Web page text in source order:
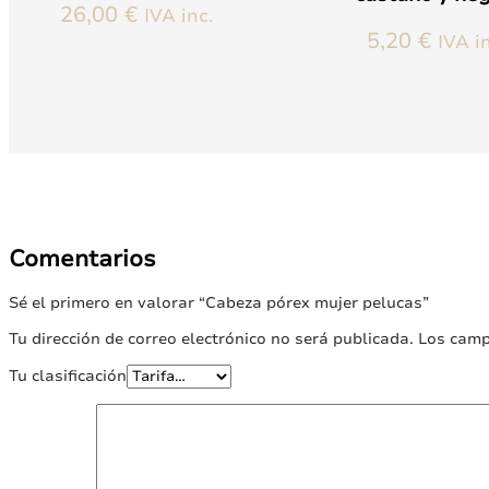
26,00€ IVA inc.
5,20 € IVA
página
Comentarios
Sé el primero en valorar “Cabeza pórex mujer pelucas”
Tu dirección de correo electrónico no será publicada. Los
Tu clasificación